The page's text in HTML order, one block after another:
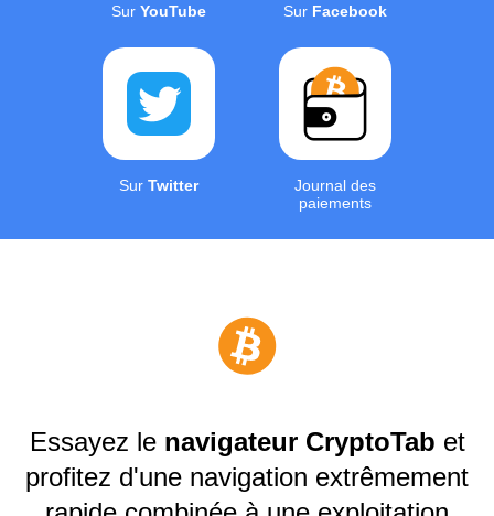
Sur YouTube Sur Facebook
Sur Twitter
Journal des
paiements
Essayez le navigateur CryptoTab et
profitez d'une navigation extrêmement